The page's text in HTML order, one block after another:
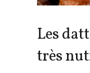
Les
très